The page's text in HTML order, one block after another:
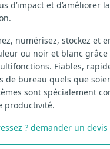
d’impact et d’améliorer
numérisez, stockez et
ou noir et blanc grâce
Fiables,
de bureau quels que
sont spécialement
productivité.
? demander un devis